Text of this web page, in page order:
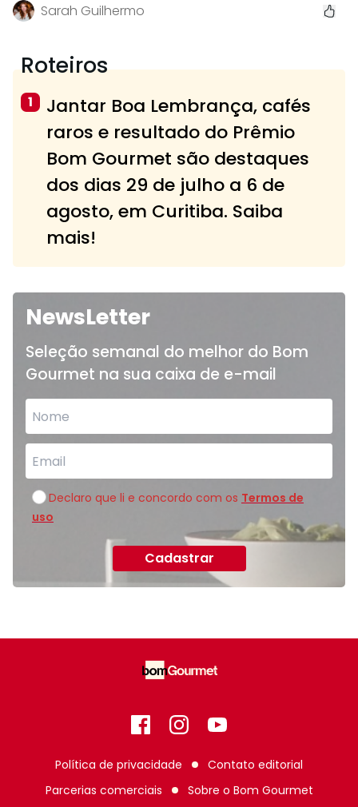
Sarah Guilhermo
Roteiros
1
Jantar Boa Lembrança, cafés
raros e resultado do Prêmio
Bom Gourmet são destaques
dos dias 29 de julho a 6 de
agosto, em Curitiba. Saiba
mais!
NewsLetter
Seleção semanal do melhor do Bom
Gourmet na sua caixa de e-mail
Declaro que li e concordo com os Termos de
uso
Cadastrar
FacebookInstagram
GitHub
Política de privacidade
Contato editorial
Parcerias comerciais
Sobre o Bom Gourmet